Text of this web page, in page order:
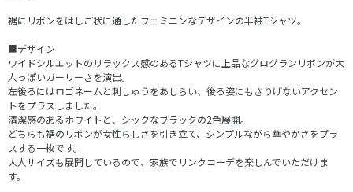
裾にリボンをはしご状に通したフェミニンなデザインの半袖Tシャツ。
■デザイン
ワイドシルエットのリラックス感のあるTシャツに上品なグログランリボンが大
人っぽいガーリーさを演出。
左後ろにはロゴネームと刺しゅうをあしらい、後ろ姿にもさりげないアクセン
トをプラスしました。
清潔感のあるホワイトと、シックなブラックの2色展開。
どちらも裾のリボンが女性らしさを引き立て、シンプルながら華やかさをプラ
スする一枚です。
大人サイズも展開しているので、家族でリンクコーデを楽しんでいただけま
す。